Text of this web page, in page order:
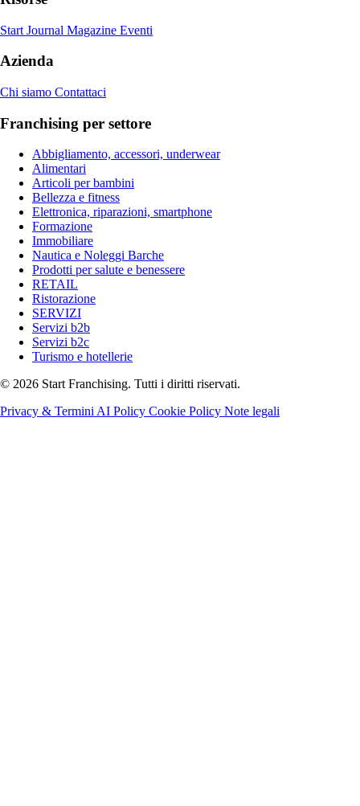
Start Journal Magazine Eventi
Azienda
Chi siamo Contattaci
Franchising per settore
Abbigliamento, accessori, underwear
Alimentari
Articoli per bambini
Bellezza e fitness
Elettronica, riparazioni, smartphone
Formazione
Immobiliare
Nautica e Noleggi Barche
Prodotti per salute e benessere
RETAIL
Ristorazione
SERVIZI
Servizi b2b
Servizi b2c
Turismo e hotellerie
© 2026 Start Franchising. Tutti i diritti riservati.
Privacy & TerminiAI Policy Cookie Policy Note legali